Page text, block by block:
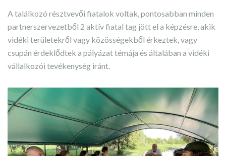
A találkozó résztvevői fiatalok voltak, pontosabban minden
partnerszervezetből 2 aktív fiatal tag jött el a képzésre, akik
vidéki területekről vagy közösségekből érkeztek, vagy
csupán érdeklődtek a pályázat témája és általában a vidéki
vállalkozói tevékenység iránt.